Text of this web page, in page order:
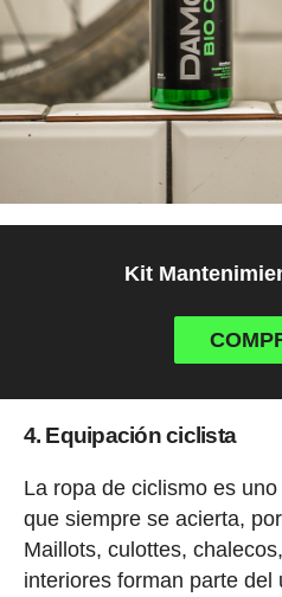
Kit
4. Equipación ciclista
La ropa de ciclismo es
que siempre se acierta,
Maillots, culottes,
interiores forman parte del